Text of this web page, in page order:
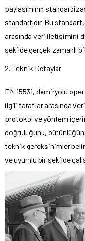
paylaşımının
standartıdır. Bu
arasında veri iletişimini
şekilde gerçek zamanlı
2. Teknik Detaylar
EN 15531, demiryolu
ilgili taraflar arasında veri
protokol ve yöntem
doğruluğunu,
teknik gereksinimler
ve uyumlu bir şekilde